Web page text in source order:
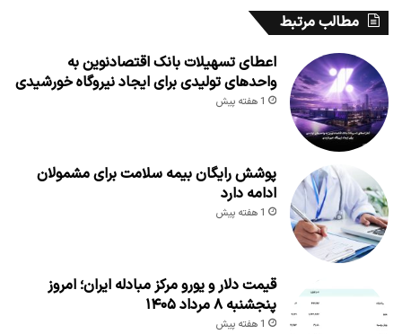
مطالب مرتبط
اعطای تسهیلات بانک اقتصادنوین به
واحدهای تولیدی برای ایجاد نیروگاه خورشیدی
1 هفته پیش
پوشش رایگان بیمه سلامت برای مشمولان
ادامه دارد
1 هفته پیش
قیمت دلار و یورو مرکز مبادله ایران؛ امروز
پنجشنبه ۸ مرداد ۱۴۰۵
1 هفته پیش